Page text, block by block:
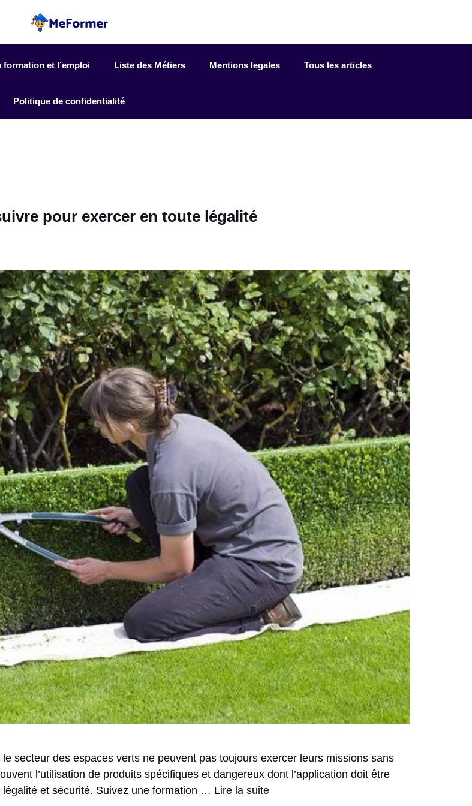
et l’emploi Liste des Métiers Mentions legales Tous les articles
Politique de confidentialité
pour exercer en toute légalité
secteur des espaces verts ne peuvent pas toujours exercer leurs missions sans
l’utilisation de produits spécifiques et dangereux dont l’application doit être
et sécurité. Suivez une formation … Lire la suite